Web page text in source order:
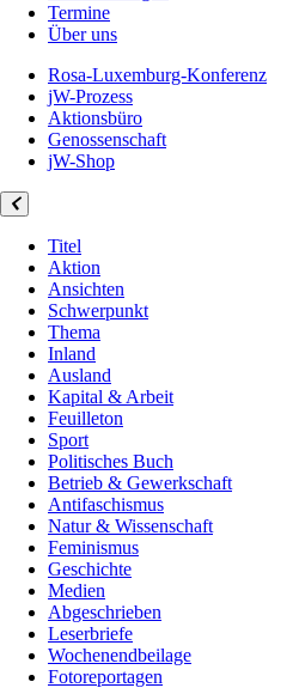
Termine
Über uns
Rosa-Luxemburg-Konferenz
jW-Prozess
Aktionsbüro
Genossenschaft
jW-Shop
Titel
Aktion
Ansichten
Schwerpunkt
Thema
Inland
Ausland
Kapital & Arbeit
Feuilleton
Sport
Politisches Buch
Betrieb & Gewerkschaft
Antifaschismus
Natur & Wissenschaft
Feminismus
Geschichte
Medien
Abgeschrieben
Leserbriefe
Wochenendbeilage
Fotoreportagen